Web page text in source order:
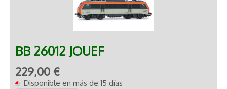
BB 26012 JOUEF
229,00 €
Disponible en más de 15 días